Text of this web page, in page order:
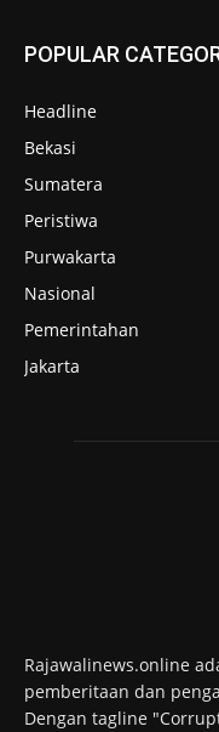
POPULAR
Headline
Bekasi
Sumatera
Peristiwa
Purwakarta
Nasional
Pemerintahan
Jakarta
Rajawalinews.online
pemberitaan dan
Dengan tagline